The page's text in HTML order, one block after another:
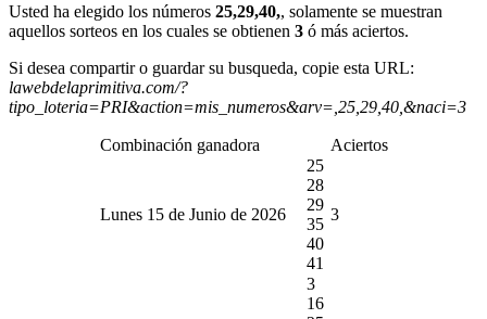
Usted ha elegido los números 25,29,40,, solamente se muestran
aquellos sorteos en los cuales se obtienen 3 ó más aciertos.
Si desea compartir o guardar su busqueda, copie esta URL:
lawebdelaprimitiva.com/?
tipo_loteria=PRI&action=mis_numeros&arv=,25,29,40,&naci=3
Combinación ganadora Aciertos
Lunes 15 de Junio de 2026
25
28
29
35
40
41
3
3
16